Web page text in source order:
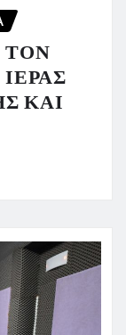
ΤΟΝ
ΚΑΙ